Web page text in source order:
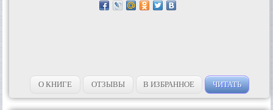
О КНИГЕ ОТЗЫВЫ В ИЗБРАННОЕ ЧИТАТЬ